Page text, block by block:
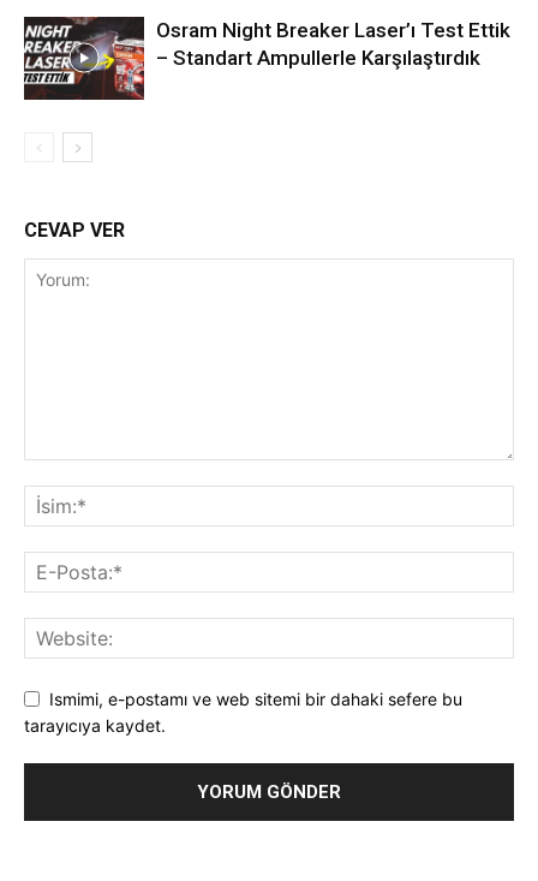
Osram Night Breaker Laser’ı Test Ettik
– Standart Ampullerle Karşılaştırdık
CEVAP VER
Ismimi, e-postamı ve web sitemi bir dahaki sefere bu
tarayıcıya kaydet.